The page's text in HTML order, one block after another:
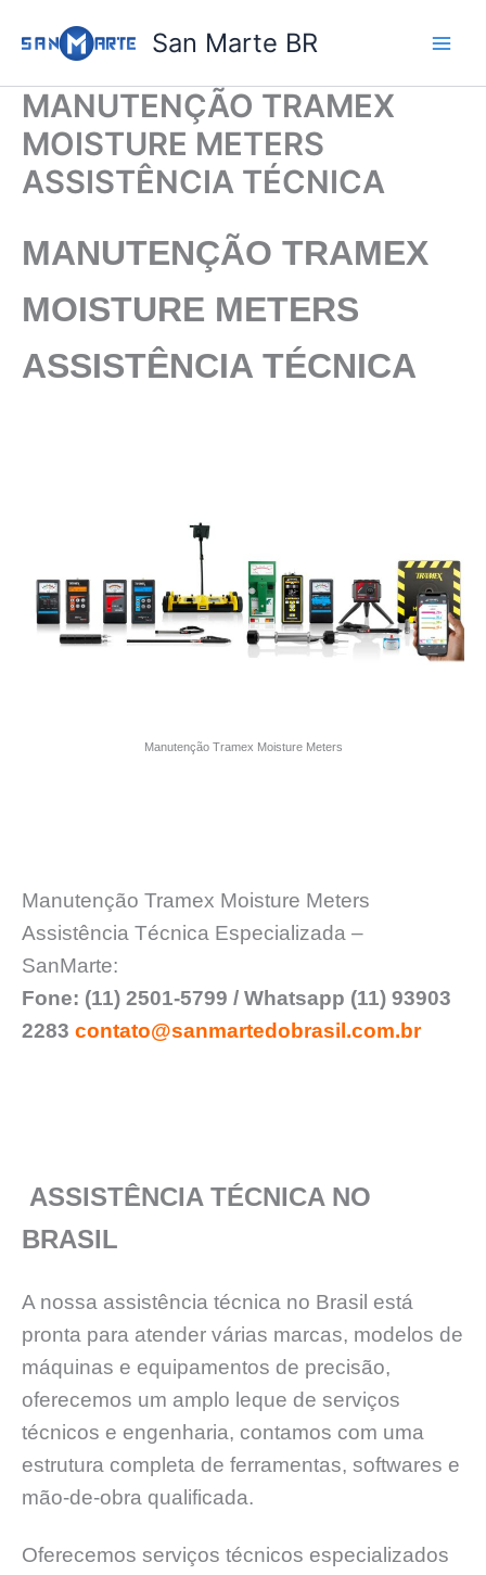
para
conteúdo
San Marte BR
MANUTENÇÃO TRAMEX
MOISTURE METERS
ASSISTÊNCIA TÉCNICA
MANUTENÇÃO TRAMEX
MOISTURE METERS
ASSISTÊNCIA TÉCNICA
Manutenção Tramex Moisture Meters
Manutenção Tramex Moisture Meters
Assistência Técnica Especializada –
SanMarte:
Fone: (11) 2501-5799 / Whatsapp (11) 93903
2283 contato@sanmartedobrasil.com.br
ASSISTÊNCIA TÉCNICA NO
BRASIL
A nossa assistência técnica no Brasil está
pronta para atender várias marcas, modelos de
máquinas e equipamentos de precisão,
oferecemos um amplo leque de serviços
técnicos e engenharia, contamos com uma
estrutura completa de ferramentas, softwares e
mão-de-obra qualificada.
Oferecemos serviços técnicos especializados